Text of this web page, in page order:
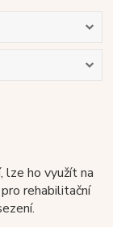
lze ho využít na
rehabilitační